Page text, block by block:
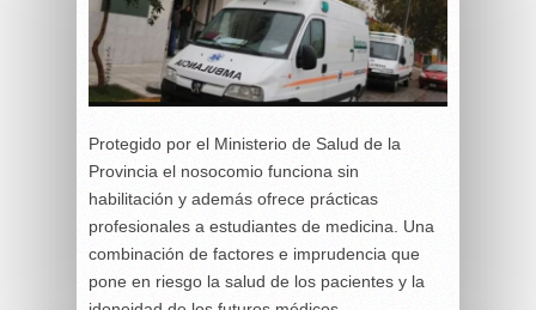
Protegido por el Ministerio de Salud de la
Provincia el nosocomio funciona sin
habilitación y además ofrece prácticas
profesionales a estudiantes de medicina. Una
combinación de factores e imprudencia que
pone en riesgo la salud de los pacientes y la